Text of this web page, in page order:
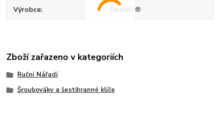
Výrobce Dewalt ®
Zboží zařazeno v kategoriích
Ruční Nářadí
Šroubováky a šestihranné klíče